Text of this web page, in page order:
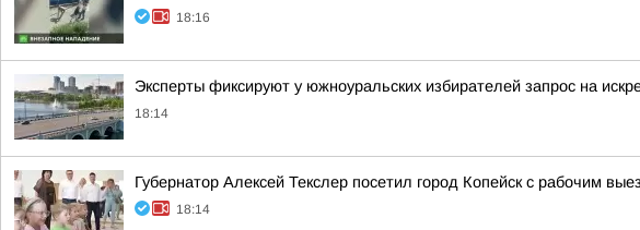
18:16
Эксперты фиксируют у южноуральских избирателей запрос на
18:14
Губернатор Алексей Текслер посетил город Копейск с рабочим
18:14